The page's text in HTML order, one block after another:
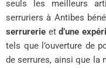
seuls les meilleurs
serruriers à Antibes
serrurerie etd’une
tels que l’ouverture de
de serrures, ainsi que la